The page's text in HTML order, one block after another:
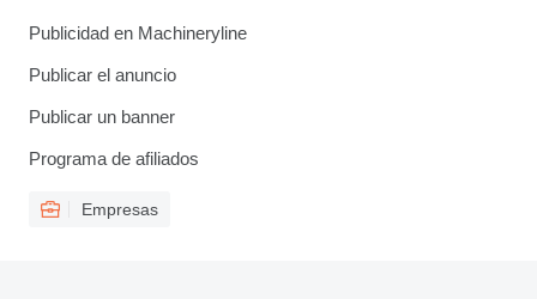
Publicidad en Machineryline
Publicar el anuncio
Publicar un banner
Programa de afiliados
Empresas